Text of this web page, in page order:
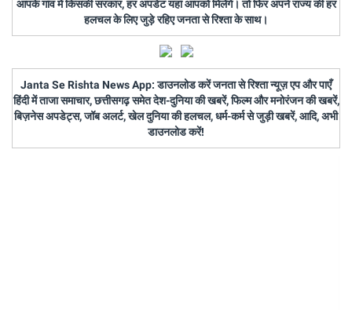
आपके गांव में किसकी सरकार, हर अपडेट यहां आपको मिलेंगे। तो फिर अपने राज्य की हर
हलचल के लिए जुड़े रहिए जनता से रिश्ता के साथ।
Janta Se Rishta News App: डाउनलोड करें जनता से रिश्ता न्यूज़ एप और पाएँ
हिंदी में ताजा समाचार, छत्तीसगढ़ समेत देश-दुनिया की खबरें, फिल्म और मनोरंजन की खबरें,
बिज़नेस अपडेट्स, जॉब अलर्ट, खेल दुनिया की हलचल, धर्म-कर्म से जुड़ी खबरें, आदि, अभी
डाउनलोड करें!